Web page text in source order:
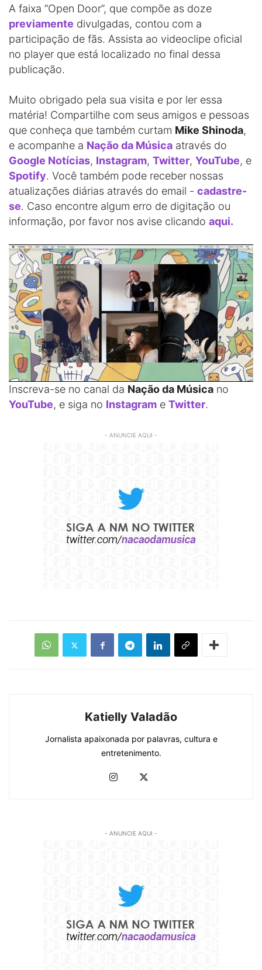
A faixa “Open Door”, que compõe as doze
previamente divulgadas, contou com a
participação de fãs. Assista ao videoclipe oficial
no player que está localizado no final dessa
publicação.
Muito obrigado pela sua visita e por ler essa
matéria! Compartilhe com seus amigos e pessoas
que conheça que também curtam Mike Shinoda,
e acompanhe a Nação da Música através do
Google Notícias, Instagram, Twitter, YouTube, e
Spotify. Você também pode receber nossas
atualizações diárias através do email - cadastre-
se. Caso encontre algum erro de digitação ou
informação, por favor nos avise clicando aqui.
Inscreva-se no canal da Nação da Música no
YouTube, e siga no Instagram e Twitter.
- ANUNCIE AQUI -
Katielly Valadão
Jornalista apaixonada por palavras, cultura e
entretenimento.
- ANUNCIE AQUI -